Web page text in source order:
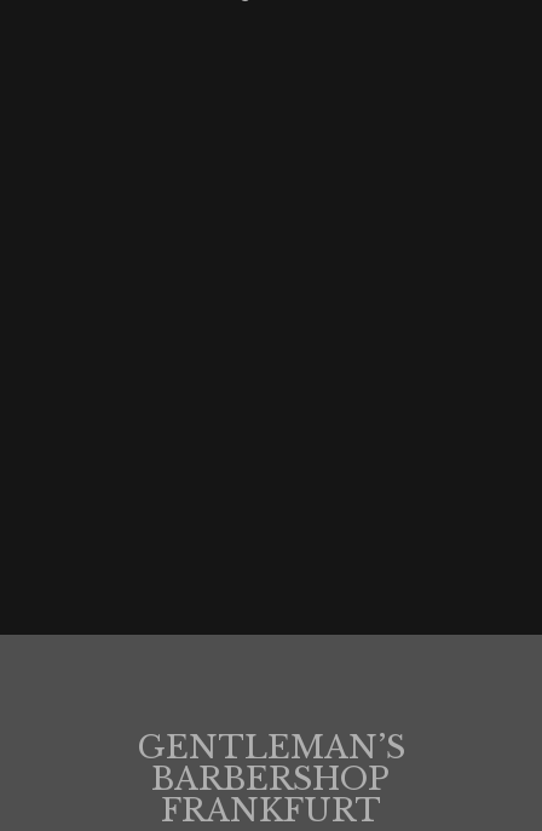
GENTLEMAN’S
BARBERSHOP
FRANKFURT